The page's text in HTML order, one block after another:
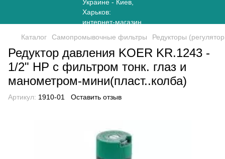
Каталог Самопромывочные фильтры Редукторы
Редуктор давления KOER KR.1243 -
1/2" НР с фильтром тонк. глаз и
манометром-мини(пласт..колба)
Артикул: 1910-01 Оставить отзыв